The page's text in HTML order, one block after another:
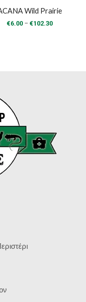
Wild Prairie
€6.00 – €102.30Price